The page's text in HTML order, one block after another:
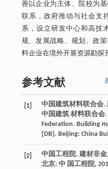
善以企业为主体、院校为
联系，政府推动与社会支
系，设立研发中心和高技
规、发展战略、规划、政
料企业在境外开展资源勘探
参考文献
[1]
中国建筑材料联合会.
中国建筑 材料联合会.
Federation. Building
[DB]. Beijing: China
[2]
中国工程院. 建材非
北京: 中 国工程院,